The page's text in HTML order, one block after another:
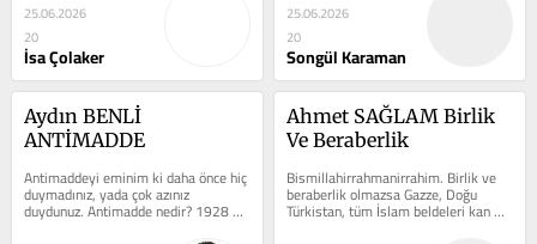
25.06.2026
20
İsa Çolaker
25.06.2026
20
Songül Karaman
Aydın BENLİ
ANTİMADDE
Antimaddeyi eminim ki daha önce hiç
duymadınız, yada çok azınız
duydunuz. Antimadde nedir? 1928
yılında İngiliz fizikçi Paul Dirac,...
Ahmet SAĞLAM Birlik
Ve Beraberlik
Bismillahirrahmanirrahim. Birlik ve
beraberlik olmazsa Gazze, Doğu
Türkistan, tüm İslam beldeleri kan
ağlar. Şu an da öyle değil mi? Allah